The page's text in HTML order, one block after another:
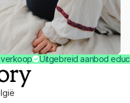
Uitgebreid aanbod